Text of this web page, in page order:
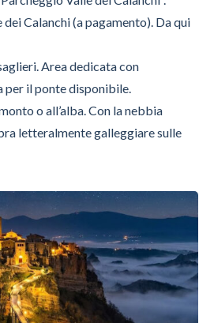
Calanchi (a pagamento). Da qui
Area dedicata con
il ponte disponibile.
o all’alba. Con la nebbia
letteralmente galleggiare sulle